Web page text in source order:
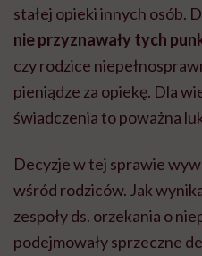
stałej opieki innych osób.
nie przyznawały tych
czy rodzice
pieniądze za opiekę. Dla
świadczenia to poważna
Decyzje w tej sprawie
wśród rodziców. Jak
zespoły ds. orzekania o
podejmowały sprzeczne